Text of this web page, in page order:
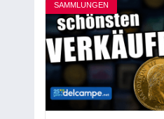
SAMMLUNGEN